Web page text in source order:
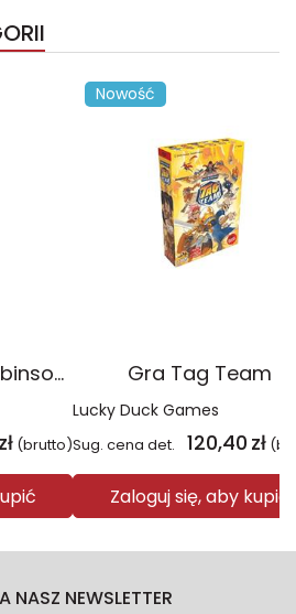
Księga Przygód Robinson Crusoe
zł (brutto)
Nowość
Gra Tag Team
Lucky Duck Games
Sug. cena det. 120,40 zł
Zaloguj się, aby kupić
NASZ NEWSLETTER